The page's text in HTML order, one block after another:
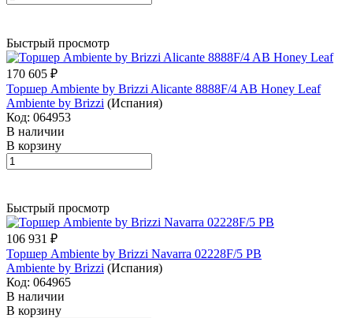
Быстрый просмотр
170 605 ₽
Торшер Ambiente by Brizzi Alicante 8888F/4 AB Honey Leaf
Ambiente by Brizzi (Испания)
Код: 064953
В наличии
В корзину
Быстрый просмотр
106 931 ₽
Торшер Ambiente by Brizzi Navarra 02228F/5 PB
Ambiente by Brizzi (Испания)
Код: 064965
В наличии
В корзину